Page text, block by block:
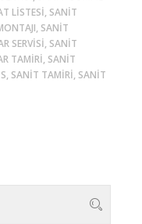
LISTESI, SANIT
SANIT
SERVISI, SANIT
TAMIRI, SANIT
SANIT TAMIRI, SANIT